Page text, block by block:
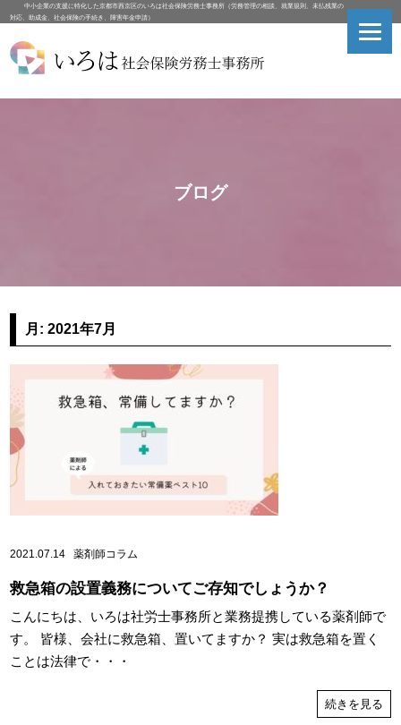
中小企業の支援に特化した京都市西京区のいろは社会保険労務士事務所（労務管理の相談、就業規則、未払残業の
対応、助成金、社会保険の手続き、障害年金申請）
ブログ
月:2021年7月
2021.07.14 薬剤師コラム
救急箱の設置義務についてご存知でしょうか？
こんにちは、いろは社労士事務所と業務提携している薬剤師で
す。 皆様、会社に救急箱、置いてますか？ 実は救急箱を置く
ことは法律で・・・
続きを見る